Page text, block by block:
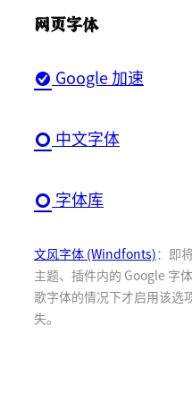
网页字体
Google 加速
中文字体
字体库
文风字体 (Windfonts) ：即
主题、插件内的 Google 字
歌字体的情况下才启用该选
失。